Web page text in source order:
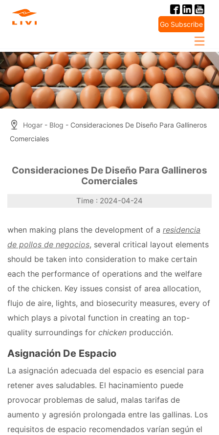
Go Subscribe
Hogar - Blog - Consideraciones De Diseño Para Gallineros
Comerciales
Consideraciones De Diseño Para Gallineros
Comerciales
Time : 2024-04-24
when making plans the development of a residencia
de pollos de negocios, several critical layout elements
should be taken into consideration to make certain
each the performance of operations and the welfare
of the chicken. Key issues consist of area allocation,
flujo de aire, lights, and biosecurity measures, every of
which plays a pivotal function in creating an top-
quality surroundings for chicken producción.
Asignación De Espacio
La asignación adecuada del espacio es esencial para
retener aves saludables. El hacinamiento puede
provocar problemas de salud, malas tarifas de
aumento y agresión prolongada entre las gallinas. Los
requisitos de espacio recomendados varían según el